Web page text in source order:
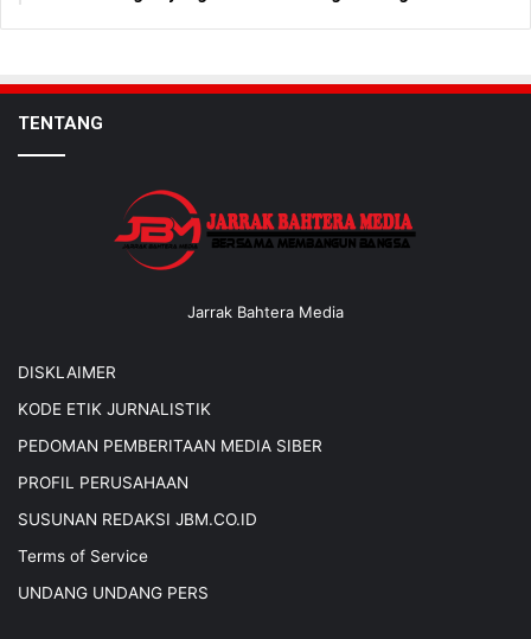
TENTANG
Jarrak Bahtera Media
DISKLAIMER
KODE ETIK JURNALISTIK
PEDOMAN PEMBERITAAN MEDIA SIBER
PROFIL PERUSAHAAN
SUSUNAN REDAKSI JBM.CO.ID
Terms of Service
UNDANG UNDANG PERS